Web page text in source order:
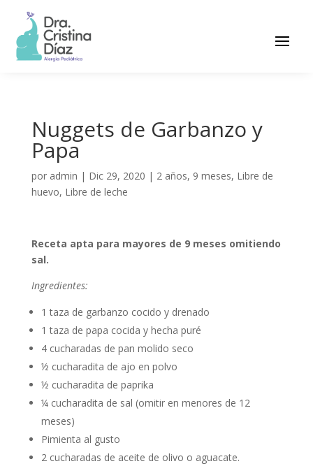
Nuggets de Garbanzo y
Papa
por admin | Dic 29, 2020 | 2 años, 9 meses, Libre de
huevo, Libre de leche
Receta apta para mayores de 9 meses omitiendo
sal.
Ingredientes:
1 taza de garbanzo cocido y drenado
1 taza de papa cocida y hecha puré
4 cucharadas de pan molido seco
½ cucharadita de ajo en polvo
½ cucharadita de paprika
¼ cucharadita de sal (omitir en menores de 12
meses)
Pimienta al gusto
2 cucharadas de aceite de olivo o aguacate.